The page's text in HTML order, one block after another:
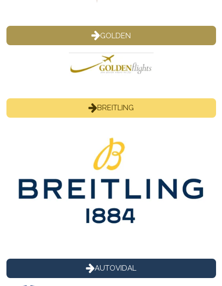
GOLDEN
BREITLING
AUTOVIDAL